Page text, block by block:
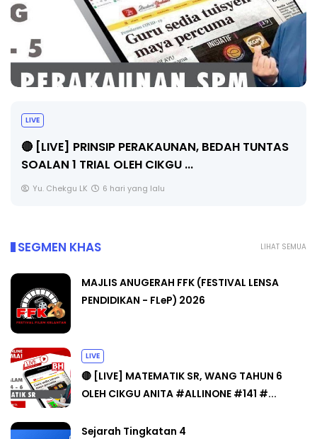
PENGARAH PENDIDIKAN MALAYSIA
Unknown 8 hari yang lalu
LIHAT SEMUA
SEGMEN KHAS
MAJLIS ANUGERAH FFK (FESTIVAL LENSA
PENDIDIKAN - FLeP) 2026
LIVE
🔴 [LIVE] MATEMATIK SR, WANG TAHUN 6
OLEH CIKGU ANITA #ALLINONE #141 #...
Sejarah Tingkatan 4